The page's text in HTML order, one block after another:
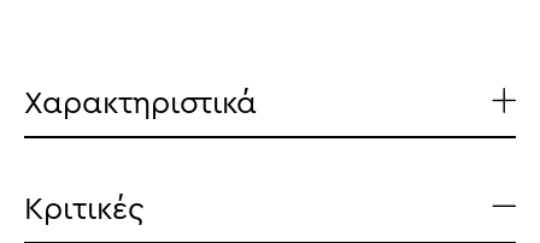
Χαρακτηριστικά
Κριτικές